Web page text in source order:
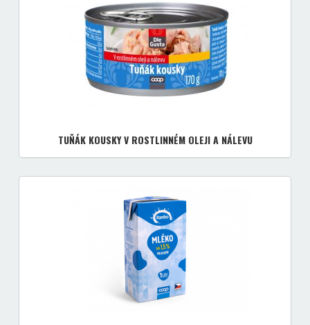
TUŇÁK KOUSKY V ROSTLINNÉM OLEJI A NÁLEVU